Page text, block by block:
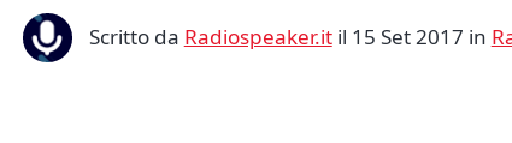
Scritto da Radiospeaker.itil 15 Set 2017 in